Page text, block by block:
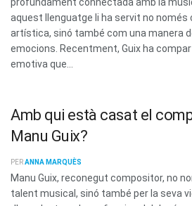
profundament connectada amb la
aquest llenguatge li ha servit no només
artística, sinó també com una manera
emocions. Recentment, Guix ha
emotiva que...
Amb qui està casat el
Manu Guix?
PERANNA MARQUÈS
Manu Guix, reconegut compositor, no
talent musical, sinó també per la seva